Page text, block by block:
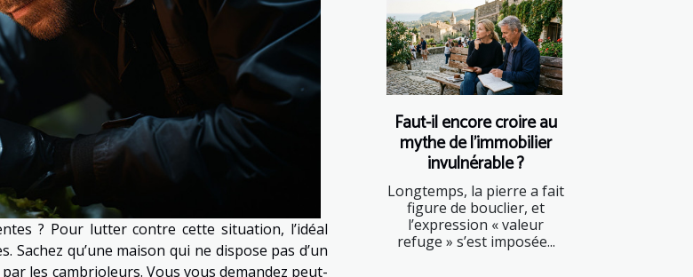
? Pour lutter contre cette situation, l’idéal
qu’une maison qui ne dispose pas d’un
les cambrioleurs. Vous vous demandez peut-
Faut-il encore croire au
mythe de l’immobilier
invulnérable ?
Longtemps, la pierre a fait
figure de bouclier, et
l’expression « valeur
refuge » s’est imposée...